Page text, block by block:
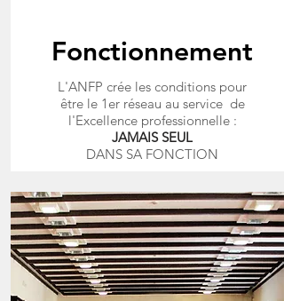
L'ANFP crée les conditions pour
être le 1er réseau au service de
l'Excellence professionnelle:
JAMAIS SEUL
DANS SA FONCTION
Fonctionnement